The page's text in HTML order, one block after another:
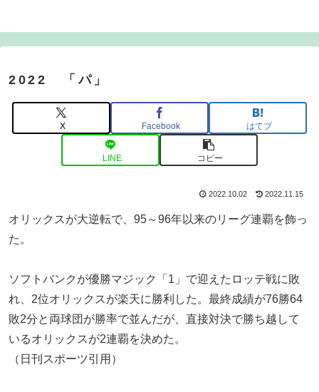
2022 「パ」
X Facebook はてブ
LINE コピー
2022.10.02 2022.11.15
オリックスが大逆転で、95～96年以来のリーグ連覇を飾っ
た。
ソフトバンクが優勝マジック「1」で迎えたロッテ戦に敗
れ、2位オリックスが楽天に勝利した。最終成績が76勝64
敗2分と両球団が勝率で並んだが、直接対決で勝ち越して
いるオリックスが2連覇を決めた。
（日刊スポーツ引用）